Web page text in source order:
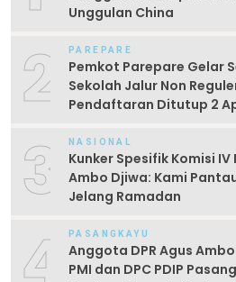
Unggulan China
2 PAREPARE
Pemkot Parepare Gelar
Sekolah Jalur Non
Pendaftaran Ditutup 2
3 NASIONAL
Kunker Spesifik Komisi IV
Ambo Djiwa: Kami
Jelang Ramadan
4 PASANGKAYU
Anggota DPR Agus
PMI dan DPC PDIP